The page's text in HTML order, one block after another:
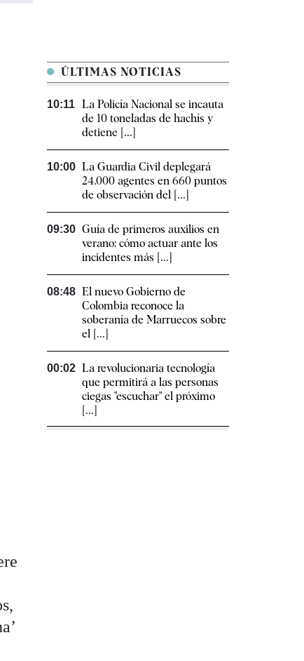
ÚLTIMAS NOTICIAS
10:11 La Policía Nacional se incauta
de 10 toneladas de hachís y
detiene [...]
10:00 La Guardia Civil deplegará
24.000 agentes en 660 puntos
de observación del [...]
09:30 Guía de primeros auxilios en
verano: cómo actuar ante los
incidentes más [...]
08:48 El nuevo Gobierno de
Colombia reconoce la
soberanía de Marruecos sobre
el [...]
00:02 La revolucionaria tecnología
que permitirá a las personas
ciegas "escuchar" el próximo
[...]